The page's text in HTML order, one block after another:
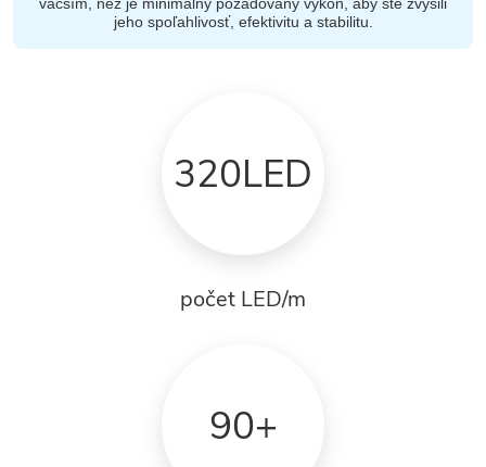
jeho spoľahlivosť, efektivitu a stabilitu.
320LED
počet LED/m
90+